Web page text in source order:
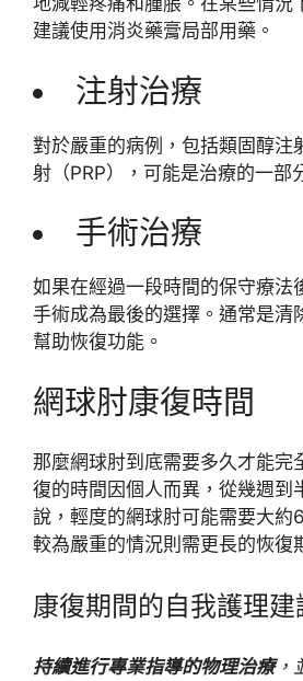
建議使用消炎藥膏局部用藥。
注射治療
對於嚴重的病例，包括類固醇注
射（PRP），可能是治療的一部
手術治療
如果在經過一段時間的保守療法
手術成為最後的選擇。通常是清
幫助恢復功能。
網球肘康復時間
那麼網球肘到底需要多久才能完
復的時間因個人而異，從幾週到
說，輕度的網球肘可能需要大約
較為嚴重的情況則需更長的恢復
康復期間的自我護理建
持續進行專業指導的物理治療，